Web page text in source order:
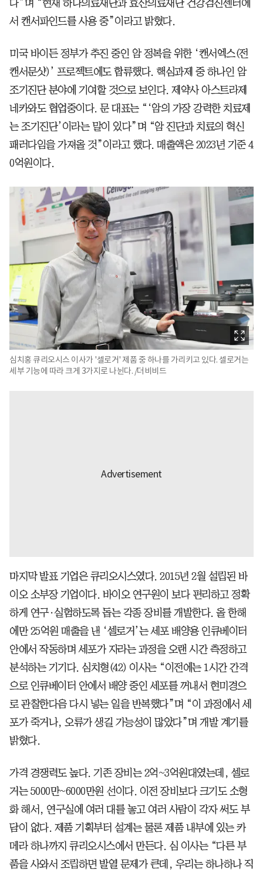
다”며 “현재 하나의료재단과 효산의료재단 건강검진센터에
서 캔서파인드를 사용 중”이라고 밝혔다.
미국 바이든 정부가 추진 중인 암 정복을 위한 ‘캔서엑스(전
캔서문샷)’ 프로젝트에도 합류했다. 핵심과제 중 하나인 암
조기진단 분야에 기여할 것으로 보인다. 제약사 아스트라제
네카와도 협업중이다. 문 대표는 “‘암의 가장 강력한 치료제
는 조기진단’이라는 말이 있다”며 “암 진단과 치료의 혁신
패러다임을 가져올 것”이라고 했다. 매출액은 2023년 기준 4
0억원이다.
심치홍 큐리오시스 이사가 '셀로거' 제품 중 하나를 가리키고 있다. 셀로거는
세부 기능에 따라 크게 3가지로 나뉜다. /더비비드
마지막 발표 기업은 큐리오시스였다. 2015년 2월 설립된 바
이오 소부장 기업이다. 바이오 연구원이 보다 편리하고 정확
하게 연구·실험하도록 돕는 각종 장비를 개발한다. 올 한해
에만 25억원 매출을 낸 ‘셀로거’는 세포 배양용 인큐베이터
안에서 작동하며 세포가 자라는 과정을 오랜 시간 측정하고
분석하는 기기다. 심치형(42) 이사는 “이전에는 1시간 간격
으로 인큐베이터 안에서 배양 중인 세포를 꺼내서 현미경으
로 관찰한다음 다시 넣는 일을 반복했다”며 “이 과정에서 세
포가 죽거나, 오류가 생길 가능성이 많았다”며 개발 계기를
밝혔다.
가격 경쟁력도 높다. 기존 장비는 2억~3억원대였는데, 셀로
거는 5000만~6000만원 선이다. 이전 장비보다 크기도 소형
화 해서, 연구실에 여러 대를 놓고 여러 사람이 각자 써도 부
담이 없다. 제품 기획부터 설계는 물론 제품 내부에 있는 카
메라 하나까지 큐리오시스에서 만든다. 심 이사는 “다른 부
품을 사와서 조립하면 발열 문제가 큰데, 우리는 하나하나 직